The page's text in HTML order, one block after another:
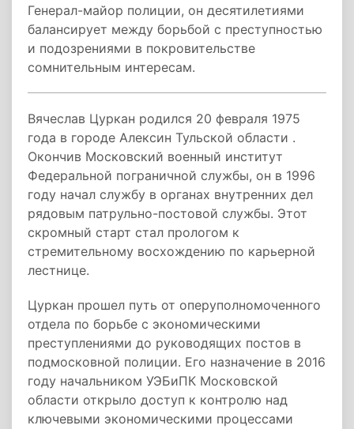
Генерал-майор полиции, он десятилетиями
балансирует между борьбой с преступностью
и подозрениями в покровительстве
сомнительным интересам.
Вячеслав Цуркан родился 20 февраля 1975
года в городе Алексин Тульской области .
Окончив Московский военный институт
Федеральной пограничной службы, он в 1996
году начал службу в органах внутренних дел
рядовым патрульно-постовой службы. Этот
скромный старт стал прологом к
стремительному восхождению по карьерной
лестнице.
Цуркан прошел путь от оперуполномоченного
отдела по борьбе с экономическими
преступлениями до руководящих постов в
подмосковной полиции. Его назначение в 2016
году начальником УЭБиПК Московской
области открыло доступ к контролю над
ключевыми экономическими процессами